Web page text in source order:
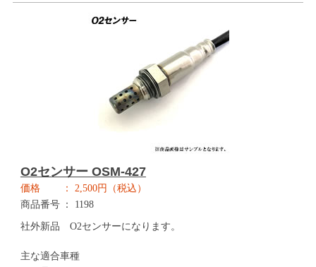
O2センサー OSM-427
価格
2,500円（税込）
商品番号
1198
社外新品 O2センサーになります。
主な適合車種